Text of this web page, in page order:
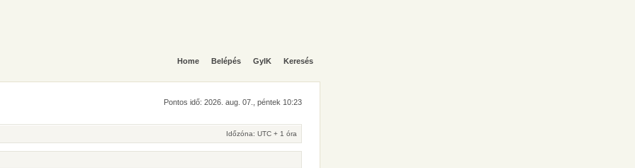
Home Belépés GyIK Keresés
Pontos idő: 2026. aug. 07., péntek 10:23
Időzóna: UTC + 1 óra